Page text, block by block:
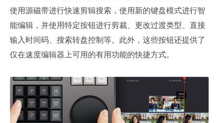
使用源磁带进行快速剪辑搜索，使用新的键盘模式进行智
能编辑，并使用特定按钮进行剪裁、更改过渡类型、直接
输入时间码、搜索转盘控制等。此外，这些按钮还提供了
仅在速度编辑器上可用的有用功能的快捷方式。